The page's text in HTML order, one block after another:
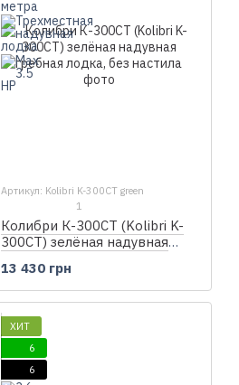
Артикул: Kolibri K-300CT green
1
Колибри К-300СТ (Kolibri K-
300CT) зелёная надувная
13 430 грн
ХИТ
6
6